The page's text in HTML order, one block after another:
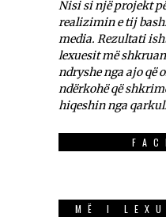
Nisi si një projekt
realizimin e tij
media. Rezultati
lexuesit më
ndryshe nga ajo që
ndërkohë që
hiqeshin nga
MË I